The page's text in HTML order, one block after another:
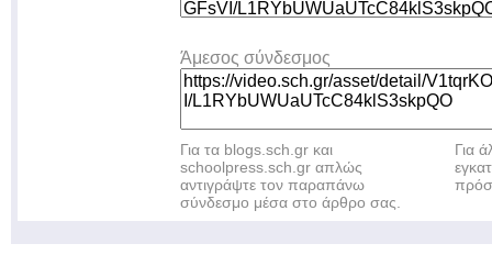
Άμεσος σύνδεσμος
Για τα blogs.sch.gr και
schoolpress.sch.gr απλώς
αντιγράψτε τον παραπάνω
σύνδεσμο μέσα στο άρθρο σας.
Για